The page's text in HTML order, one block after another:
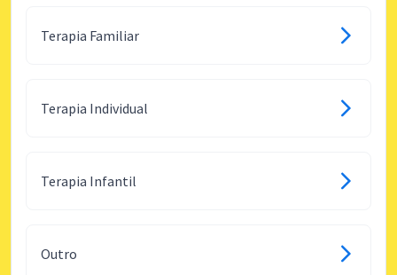
Terapia Familiar
Terapia Individual
Terapia Infantil
Outro